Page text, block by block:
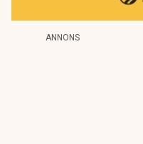
ANNONS